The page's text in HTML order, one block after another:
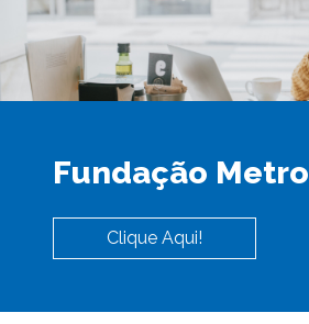
Fundação Metro
Clique Aqui!